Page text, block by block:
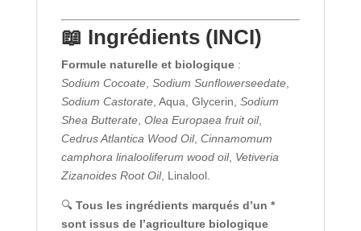
📖 Ingrédients (INCI)
Formule naturelle et biologique:
Sodium Cocoate, Sodium Sunflowerseedate,
Sodium Castorate, Aqua, Glycerin, Sodium
Shea Butterate, Olea Europaea fruit oil,
Cedrus Atlantica Wood Oil, Cinnamomum
camphora linalooliferum wood oil, Vetiveria
Zizanoides Root Oil, Linalool.
🔍 Tous les ingrédients marqués d’un *
sont issus de l’agriculture biologique